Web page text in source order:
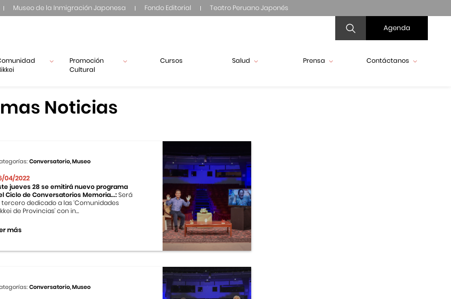
Museo de la Inmigración Japonesa Fondo Editorial Teatro Peruano Japonés
Agenda
Promoción
Cultural
Cursos Salud Prensa Contáctanos
Noticias
Conversatorio, Museo
04/2022
jueves 28 se emitirá nuevo programa
Ciclo de Conversatorios Memoria...:Será
tercero dedicado a las ‘Comunidades
de Provincias’ con in...
más
Conversatorio, Museo